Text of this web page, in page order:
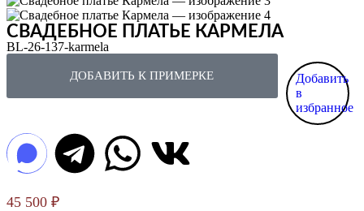
СВАДЕБНОЕ ПЛАТЬЕ КАРМЕЛА
BL-26-137-karmela
ДОБАВИТЬ К ПРИМЕРКЕ
Добавить
в
избранное
45 500 ₽